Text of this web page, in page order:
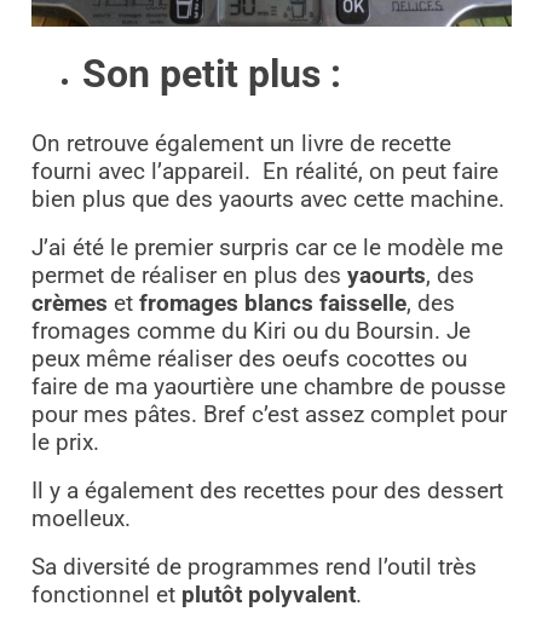
Son petit plus :
On retrouve également un livre de recette
fourni avec l’appareil. En réalité, on peut faire
bien plus que des yaourts avec cette machine.
J’ai été le premier surpris car ce le modèle me
permet de réaliser en plus des yaourts, des
crèmes et fromages blancs faisselle, des
fromages comme du Kiri ou du Boursin. Je
peux même réaliser des oeufs cocottes ou
faire de ma yaourtière une chambre de pousse
pour mes pâtes. Bref c’est assez complet pour
le prix.
Il y a également des recettes pour des dessert
moelleux.
Sa diversité de programmes rend l’outil très
fonctionnel et plutôt polyvalent.